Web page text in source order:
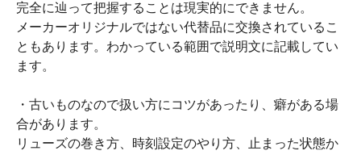
完全に辿って把握することは現実的にできません。
メーカーオリジナルではない代替品に交換されているこ
ともあります。わかっている範囲で説明文に記載してい
ます。
・古いものなので扱い方にコツがあったり、癖がある場
合があります。
リューズの巻き方、時刻設定のやり方、止まった状態か